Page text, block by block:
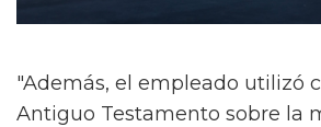
"Además, el empleado utilizó
Antiguo Testamento sobre la